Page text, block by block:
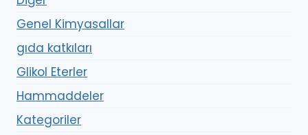
Genel Kimyasallar
gıda katkıları
Glikol Eterler
Hammaddeler
Kategoriler